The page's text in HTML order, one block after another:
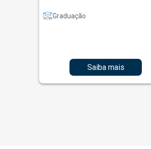
Graduação
Saiba mais